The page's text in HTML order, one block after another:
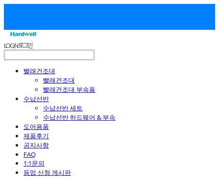
LOG IN로그인
빨래건조대
빨래건조대
빨래건조대 부속품
수납선반
수납선반 세트
수납선반 하드웨어 & 부속
도어용품
제품후기
공지사항
FAQ
1:1문의
등업 신청 게시판